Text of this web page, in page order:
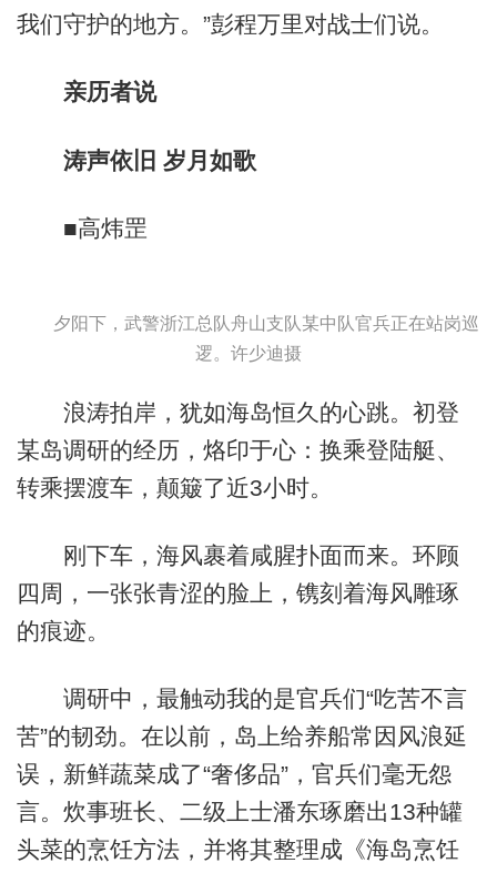
我们守护的地方。”彭程万里对战士们说。
亲历者说
涛声依旧 岁月如歌
■高炜罡
夕阳下，武警浙江总队舟山支队某中队官兵正在站岗巡
逻。许少迪摄
浪涛拍岸，犹如海岛恒久的心跳。初登
某岛调研的经历，烙印于心：换乘登陆艇、
转乘摆渡车，颠簸了近3小时。
刚下车，海风裹着咸腥扑面而来。环顾
四周，一张张青涩的脸上，镌刻着海风雕琢
的痕迹。
调研中，最触动我的是官兵们“吃苦不言
苦”的韧劲。在以前，岛上给养船常因风浪延
误，新鲜蔬菜成了“奢侈品”，官兵们毫无怨
言。炊事班长、二级上士潘东琢磨出13种罐
头菜的烹饪方法，并将其整理成《海岛烹饪